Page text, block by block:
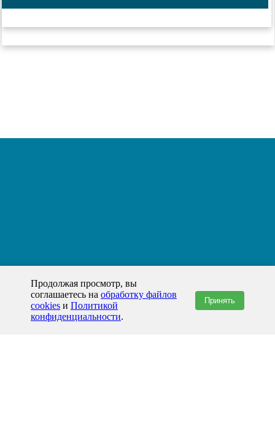
Продолжая просмотр, вы
соглашаетесь на обработку файлов
cookies и Политикой
конфиденциальности.
Принять